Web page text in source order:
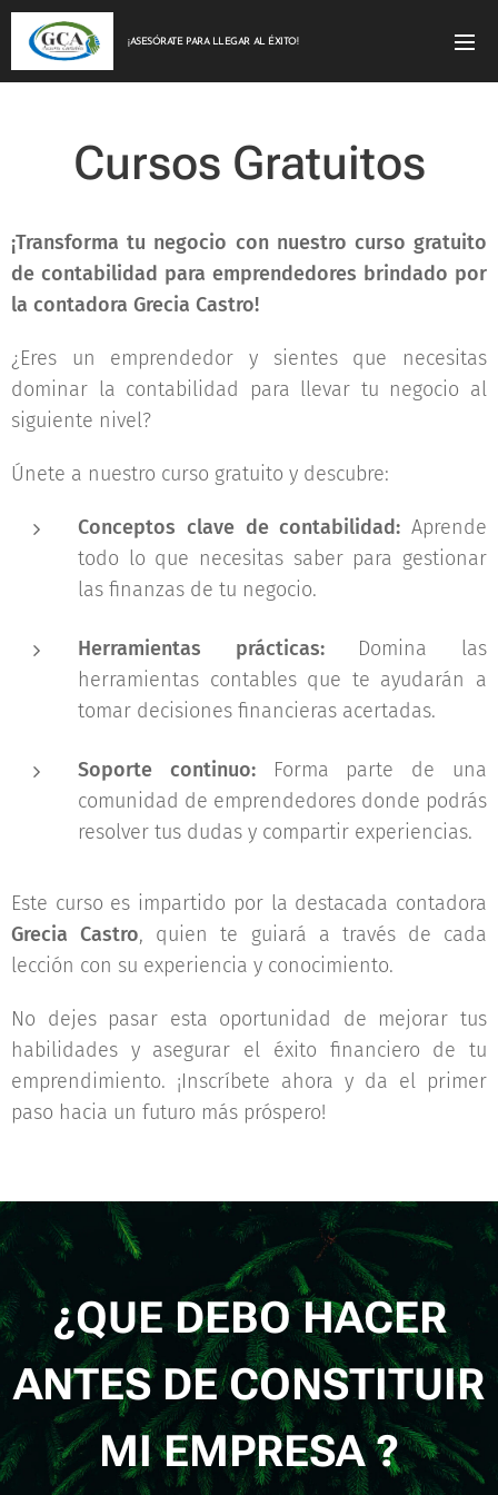
¡ASESÓRATE PARA LLEGAR AL ÉXITO!
Cursos Gratuitos
¡Transforma tu negocio con nuestro curso gratuito
de contabilidad para emprendedores brindado por
la contadora Grecia Castro!
¿Eres un emprendedor y sientes que necesitas
dominar la contabilidad para llevar tu negocio al
siguiente nivel? 🎯
Únete a nuestro curso gratuito y descubre:
Conceptos clave de contabilidad: Aprende
todo lo que necesitas saber para gestionar
las finanzas de tu negocio.
Herramientas prácticas:Domina las
herramientas contables que te ayudarán a
tomar decisiones financieras acertadas.
Soporte continuo:Forma parte de una
comunidad de emprendedores donde podrás
resolver tus dudas y compartir experiencias.
Este curso es impartido por la destacada contadora
Grecia Castro, quien te guiará a través de cada
lección con su experiencia y conocimiento.
No dejes pasar esta oportunidad de mejorar tus
habilidades y asegurar el éxito financiero de tu
emprendimiento. ¡Inscríbete ahora y da el primer
paso hacia un futuro más próspero!
¿QUE DEBO HACER
ANTES DE CONSTITUIR
MI EMPRESA ?